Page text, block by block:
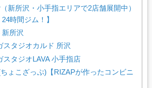
新所沢・小手指エリアで2店舗展開中）
24時間ジム！】
所沢
スタジオカルド 所沢
スタジオLAVA 小手指店
ょこざっぷ)【RIZAPが作ったコンビニ